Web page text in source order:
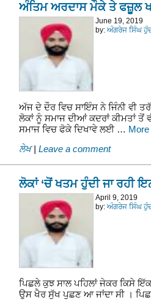
ਅੰਤਿਮ ਅਰਦਾਸ ਮੌਕੇ ਤੇ ਫਜ਼ੂਲ
June 19, 2019
by: ਅੰਗਰੇਜ ਸਿੰਘ
ਅੱਜ ਦੇ ਦੌਰ ਵਿਚ ਸਾਇੰਸ ਨੇ ਜਿੰਨੀ ਵੀ
ਲੋਕਾਂ ਨੂੰ ਸਮਾਜ ਦੀਆਂ ਕਦਰਾਂ ਕੀਮਤਾਂ ਤੋਂ
ਸਮਾਜ ਵਿਚ ਫੋਕੇ ਦਿਖਾਵੇ ਲਈ … More
ਲੇਖ | Leave a comment
ਲੋਕਾਂ ‘ਚੋਂ ਖਤਮ ਹੁੰਦੀ ਜਾ ਰਹੀ
April 9, 2019
by: ਅੰਗਰੇਜ ਸਿੰਘ
ਪਿਛਲੇ ਕੁਝ ਸਾਲ ਪਹਿਲਾਂ ਜੇਕਰ ਕਿਸੇ ਇੱਕ
ਉਸ ਖੈਰ ਸੁੱਖ ਪੁਛਣ ਆ ਜਾਂਦਾ ਸੀ ।